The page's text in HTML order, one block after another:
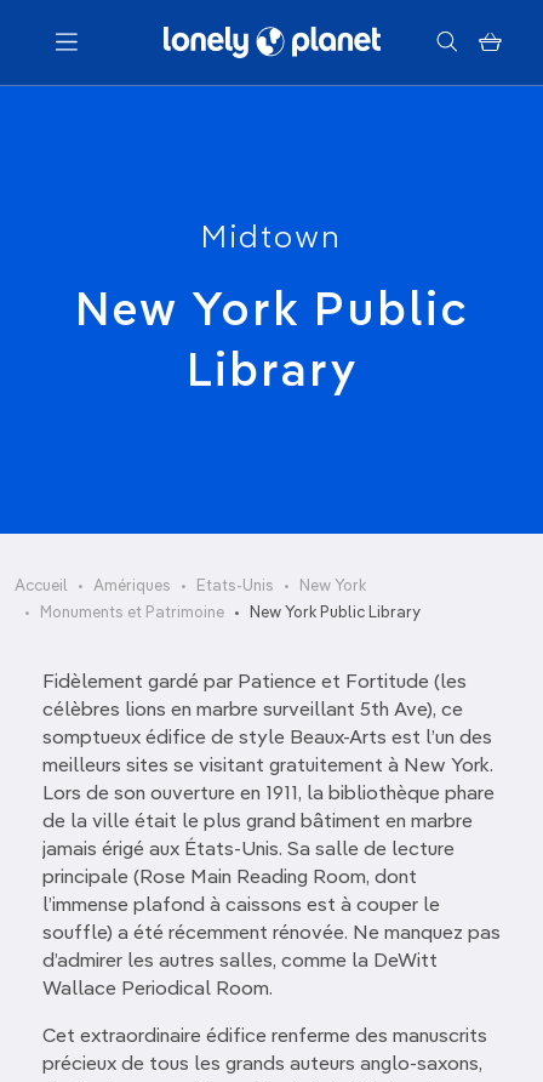
Menu
Midtown
New York Public
Library
Accueil Amériques Etats-Unis
New York
Monuments et Patrimoine
New York Public Library
Fidèlement gardé par Patience et Fortitude (les
célèbres lions en marbre surveillant 5th Ave), ce
somptueux édifice de style Beaux-Arts est l’un des
meilleurs sites se visitant gratuitement à New York.
Lors de son ouverture en 1911, la bibliothèque phare
de la ville était le plus grand bâtiment en marbre
jamais érigé aux États-Unis. Sa salle de lecture
principale (Rose Main Reading Room, dont
l’immense plafond à caissons est à couper le
souffle) a été récemment rénovée. Ne manquez pas
d’admirer les autres salles, comme la DeWitt
Wallace Periodical Room.
Cet extraordinaire édifice renferme des manuscrits
précieux de tous les grands auteurs anglo-saxons,